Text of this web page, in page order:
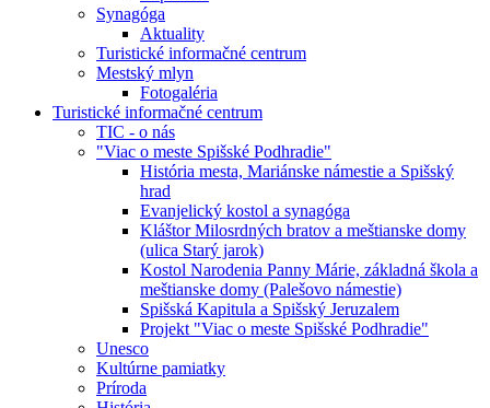
Synagóga
Aktuality
Turistické informačné centrum
Mestský mlyn
Fotogaléria
Turistické informačné centrum
TIC - o nás
"Viac o meste Spišské Podhradie"
História mesta, Mariánske námestie a Spišský
hrad
Evanjelický kostol a synagóga
Kláštor Milosrdných bratov a meštianske domy
(ulica Starý jarok)
Kostol Narodenia Panny Márie, základná škola a
meštianske domy (Palešovo námestie)
Spišská Kapitula a Spišský Jeruzalem
Projekt "Viac o meste Spišské Podhradie"
Unesco
Kultúrne pamiatky
Príroda